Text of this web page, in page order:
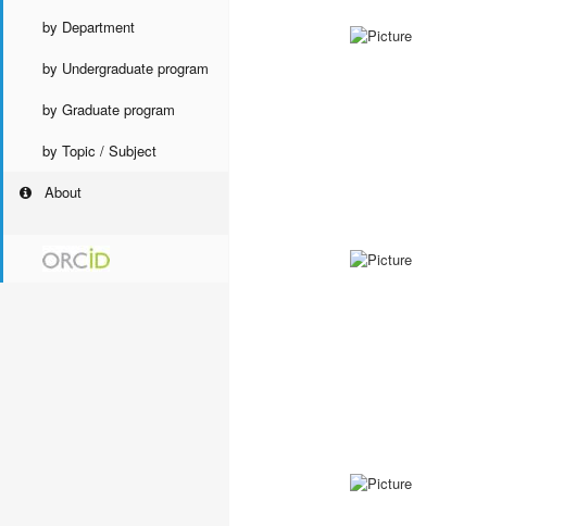
by Department
by Undergraduate program
by Graduate program
by Topic / Subject
About